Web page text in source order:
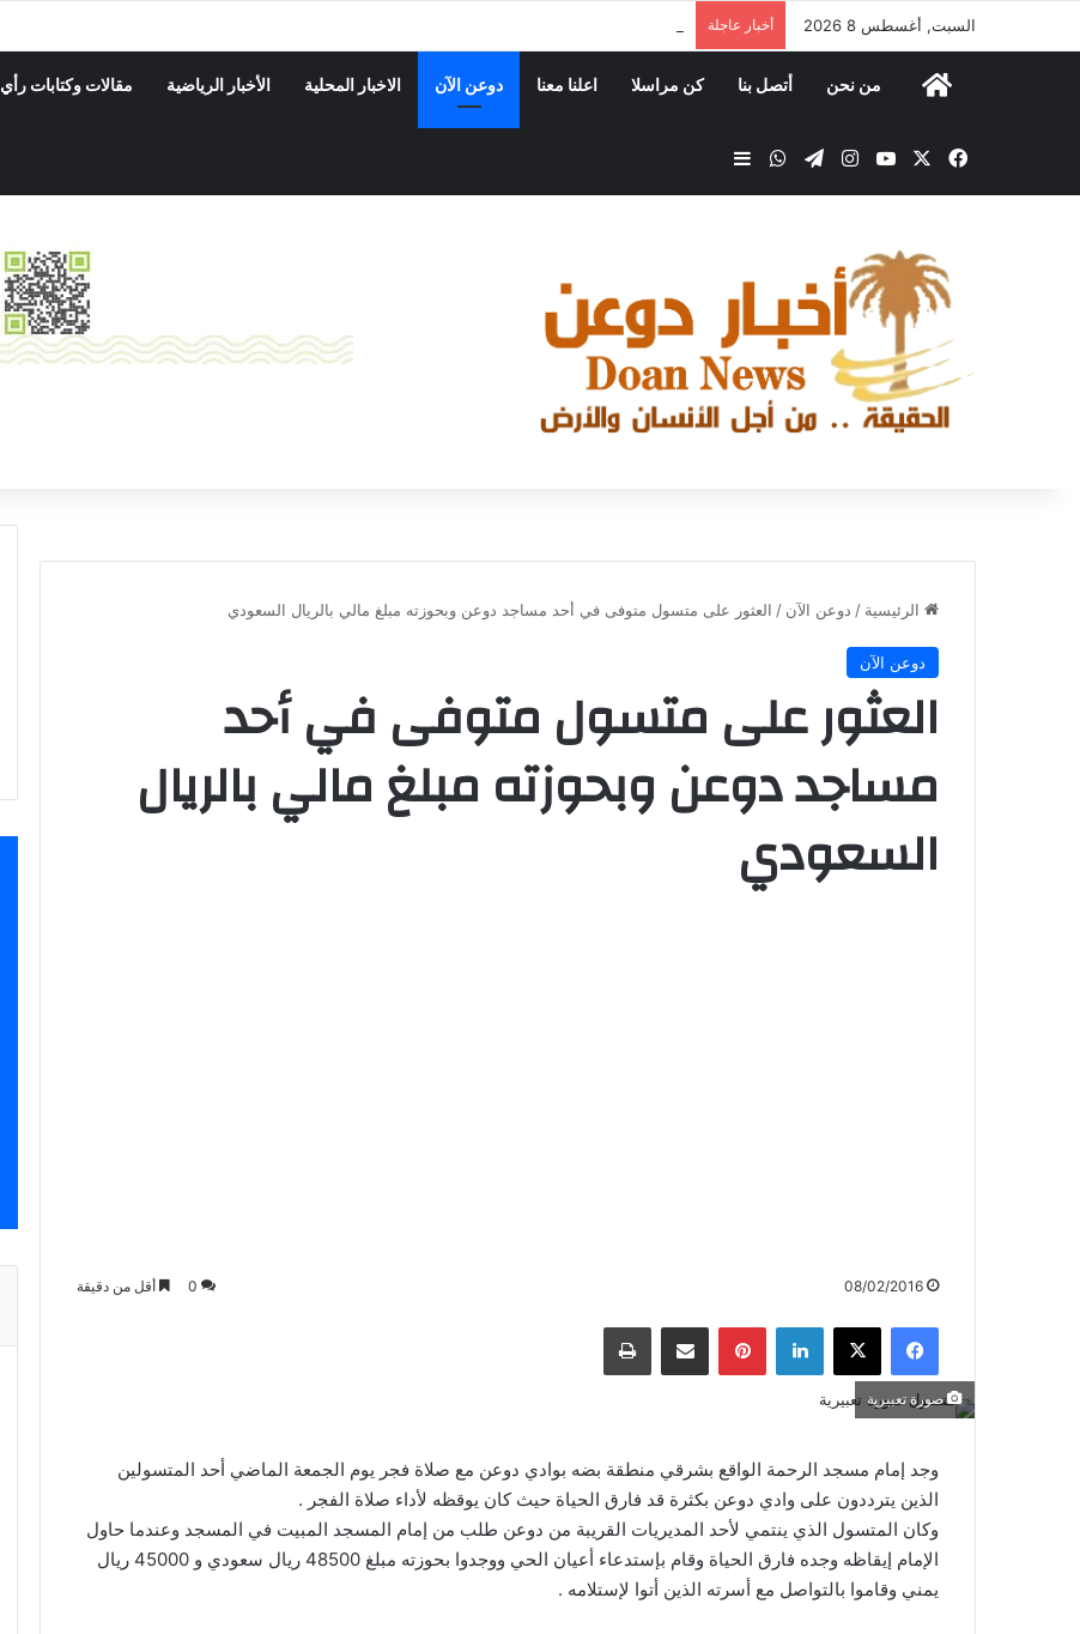
السبت, أغسطس 8 2026 أخبار عاجلة
من نحن أتصل بنا كن مراسلا اعلنا معنا دوعن الآن الاخبار المحلية الأخبار الرياضية مقالات وكتابات رأي
الرئيسية / دوعن الآن / العثور على متسول متوفى في أحد مساجد دوعن وبحوزته مبلغ مالي بالريال السعودي
دوعن الآن
العثور على متسول متوفى في أحد
مساجد دوعن وبحوزته مبلغ مالي بالريال
السعودي
08/02/2016
0 أقل من دقيقة
صورة تعبيرية
وجد إمام مسجد الرحمة الواقع بشرقي منطقة بضه بوادي دوعن مع صلاة فجر يوم الجمعة الماضي أحد المتسولين
الذين يترددون على وادي دوعن بكثرة قد فارق الحياة حيث كان يوقظه لأداء صلاة الفجر .
وكان المتسول الذي ينتمي لأحد المديريات القريبة من دوعن طلب من إمام المسجد المبيت في المسجد وعندما حاول
الإمام إيقاظه وجده فارق الحياة وقام بإستدعاء أعيان الحي ووجدوا بحوزته مبلغ 48500 ريال سعودي و 45000 ريال
يمني وقاموا بالتواصل مع أسرته الذين أتوا لإستلامه .